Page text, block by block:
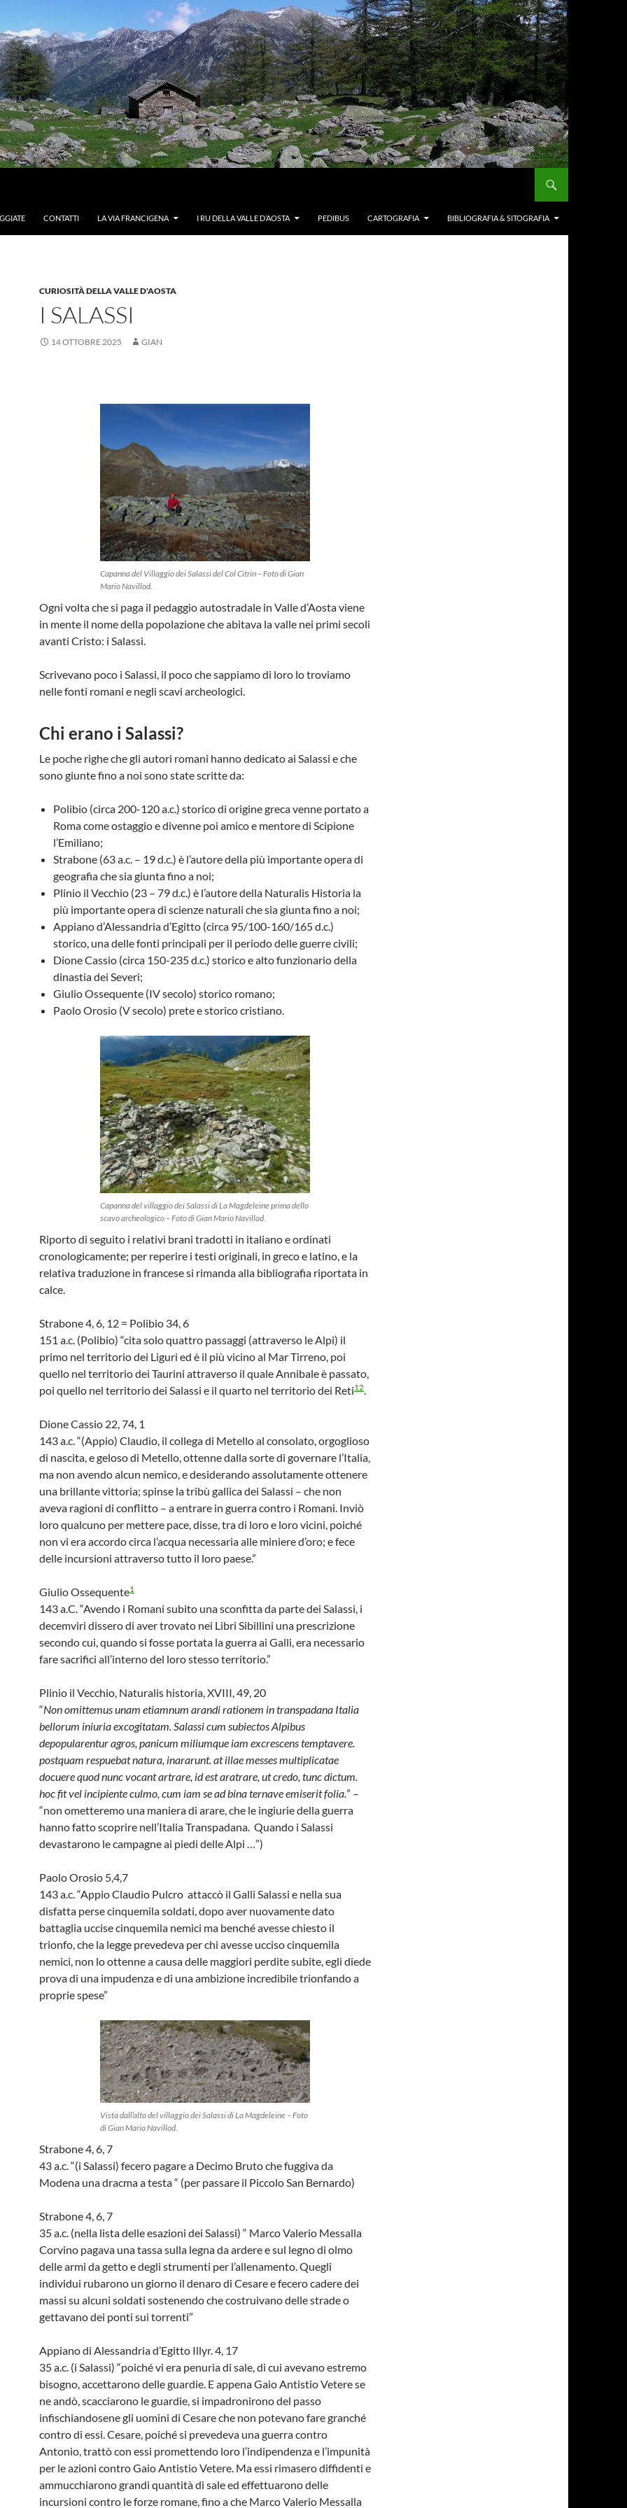
CONTATTI LA VIA FRANCIGENA I RU DELLA VALLE D’AOSTA PEDIBUS CARTOGRAFIA BIBLIOGRAFIA & SITOGRAFIA
CURIOSITÀ DELLA VALLE D'AOSTA
I SALASSI
14 OTTOBRE 2025 GIAN
Capanna del Villaggio dei Salassi del Col Citrin – Foto di Gian
Mario Navillod.
Ogni volta che si paga il pedaggio autostradale in Valle d’Aosta viene
in mente il nome della popolazione che abitava la valle nei primi secoli
avanti Cristo: i Salassi.
Scrivevano poco i Salassi, il poco che sappiamo di loro lo troviamo
nelle fonti romani e negli scavi archeologici.
Chi erano i Salassi?
Le poche righe che gli autori romani hanno dedicato ai Salassi e che
sono giunte fino a noi sono state scritte da:
Polibio (circa 200-120 a.c.) storico di origine greca venne portato a
Roma come ostaggio e divenne poi amico e mentore di Scipione
l’Emiliano;
Strabone (63 a.c. – 19 d.c.) è l’autore della più importante opera di
geografia che sia giunta fino a noi;
Plinio il Vecchio (23 – 79 d.c.) è l’autore della Naturalis Historia la
più importante opera di scienze naturali che sia giunta fino a noi;
Appiano d’Alessandria d’Egitto (circa 95/100-160/165 d.c.)
storico, una delle fonti principali per il periodo delle guerre civili;
Dione Cassio (circa 150-235 d.c.) storico e alto funzionario della
dinastia dei Severi;
Giulio Ossequente (IV secolo) storico romano;
Paolo Orosio (V secolo) prete e storico cristiano.
Capanna del villaggio dei Salassi di La Magdeleine prima dello
scavo archeologico – Foto di Gian Mario Navillod.
Riporto di seguito i relativi brani tradotti in italiano e ordinati
cronologicamente; per reperire i testi originali, in greco e latino, e la
relativa traduzione in francese si rimanda alla bibliografia riportata in
calce.
Strabone 4, 6, 12 = Polibio 34, 6
151 a.c. (Polibio) “cita solo quattro passaggi (attraverso le Alpi) il
primo nel territorio dei Liguri ed è il più vicino al Mar Tirreno, poi
quello nel territorio dei Taurini attraverso il quale Annibale è passato,
poi quello nel territorio dei Salassi e il quarto nel territorio dei Reti12.
Dione Cassio 22, 74, 1
143 a.c. “(Appio) Claudio, il collega di Metello al consolato, orgoglioso
di nascita, e geloso di Metello, ottenne dalla sorte di governare l’Italia,
ma non avendo alcun nemico, e desiderando assolutamente ottenere
una brillante vittoria; spinse la tribù gallica dei Salassi – che non
aveva ragioni di conflitto – a entrare in guerra contro i Romani. Inviò
loro qualcuno per mettere pace, disse, tra di loro e loro vicini, poiché
non vi era accordo circa l’acqua necessaria alle miniere d’oro; e fece
delle incursioni attraverso tutto il loro paese.”
Giulio Ossequente1
143 a.C. “Avendo i Romani subito una sconfitta da parte dei Salassi, i
decemviri dissero di aver trovato nei Libri Sibillini una prescrizione
secondo cui, quando si fosse portata la guerra ai Galli, era necessario
fare sacrifici all’interno del loro stesso territorio.”
Plinio il Vecchio, Naturalis historia, XVIII, 49, 20
“Non omittemus unam etiamnum arandi rationem in transpadana Italia
bellorum iniuria excogitatam. Salassi cum subiectos Alpibus
depopularentur agros, panicum miliumque iam excrescens temptavere.
postquam respuebat natura, inararunt. at illae messes multiplicatae
docuere quod nunc vocant artrare, id est aratrare, ut credo, tunc dictum.
hoc fit vel incipiente culmo, cum iam se ad bina ternave emiserit folia.” –
“non ometteremo una maniera di arare, che le ingiurie della guerra
hanno fatto scoprire nell’Italia Transpadana. Quando i Salassi
devastarono le campagne ai piedi delle Alpi …”)
Paolo Orosio 5,4,7
143 a.c. “Appio Claudio Pulcro attaccò il Galli Salassi e nella sua
disfatta perse cinquemila soldati, dopo aver nuovamente dato
battaglia uccise cinquemila nemici ma benché avesse chiesto il
trionfo, che la legge prevedeva per chi avesse ucciso cinquemila
nemici, non lo ottenne a causa delle maggiori perdite subite, egli diede
prova di una impudenza e di una ambizione incredibile trionfando a
proprie spese”
Vista dall’alto del villaggio dei Salassi di La Magdeleine – Foto
di Gian Mario Navillod.
Strabone 4, 6, 7
43 a.c. “(i Salassi) fecero pagare a Decimo Bruto che fuggiva da
Modena una dracma a testa “ (per passare il Piccolo San Bernardo)
Strabone 4, 6, 7
35 a.c. (nella lista delle esazioni dei Salassi) “ Marco Valerio Messalla
Corvino pagava una tassa sulla legna da ardere e sul legno di olmo
delle armi da getto e degli strumenti per l’allenamento. Quegli
individui rubarono un giorno il denaro di Cesare e fecero cadere dei
massi su alcuni soldati sostenendo che costruivano delle strade o
gettavano dei ponti sui torrenti”
Appiano di Alessandria d’Egitto Illyr. 4, 17
35 a.c. (i Salassi) “poiché vi era penuria di sale, di cui avevano estremo
bisogno, accettarono delle guardie. E appena Gaio Antistio Vetere se
ne andò, scacciarono le guardie, si impadronirono del passo
infischiandosene gli uomini di Cesare che non potevano fare granché
contro di essi. Cesare, poiché si prevedeva una guerra contro
Antonio, trattò con essi promettendo loro l’indipendenza e l’impunità
per le azioni contro Gaio Antistio Vetere. Ma essi rimasero diffidenti e
ammucchiarono grandi quantità di sale ed effettuarono delle
incursioni contro le forze romane, fino a che Marco Valerio Messalla